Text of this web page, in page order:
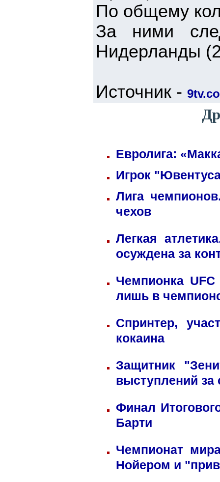
По общему
За ними
Нидерланды
Источник -
Евролига:
Игрок
Лига
чехов
Легкая
осуждена за
Чемпионка
лишь в
Спринтер,
кокаина
Защитник
выступлений
Финал
Барти
Чемпионат
Нойером и